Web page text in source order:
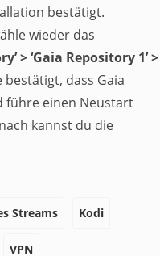
bestätigt.
wieder das
> ‘Gaia Repository 1’ >
dass Gaia
führe einen Neustart
kannst du die
Streams Kodi
VPN